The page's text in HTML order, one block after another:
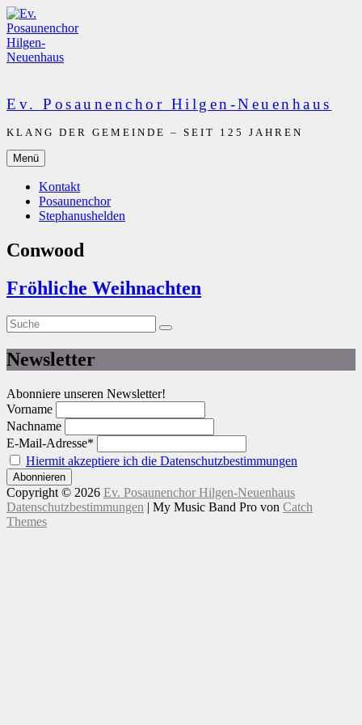
Zum
Inhalt
springen
Ev. Posaunenchor Hilgen-Neuenhaus
KLANG DER GEMEINDE – SEIT 125 JAHREN
Menü
Kontakt
Posaunenchor
Stephanushelden
Conwood
Fröhliche Weihnachten
Suche
nach:
Suche
Newsletter
Abonniere unseren Newsletter!
Vorname
Nachname
E-Mail-Adresse*
Hiermit akzeptiere ich die Datenschutzbestimmungen
Copyright © 2026 Ev. Posaunenchor Hilgen-Neuenhaus
Datenschutzbestimmungen | My Music Band Pro von Catch
Themes